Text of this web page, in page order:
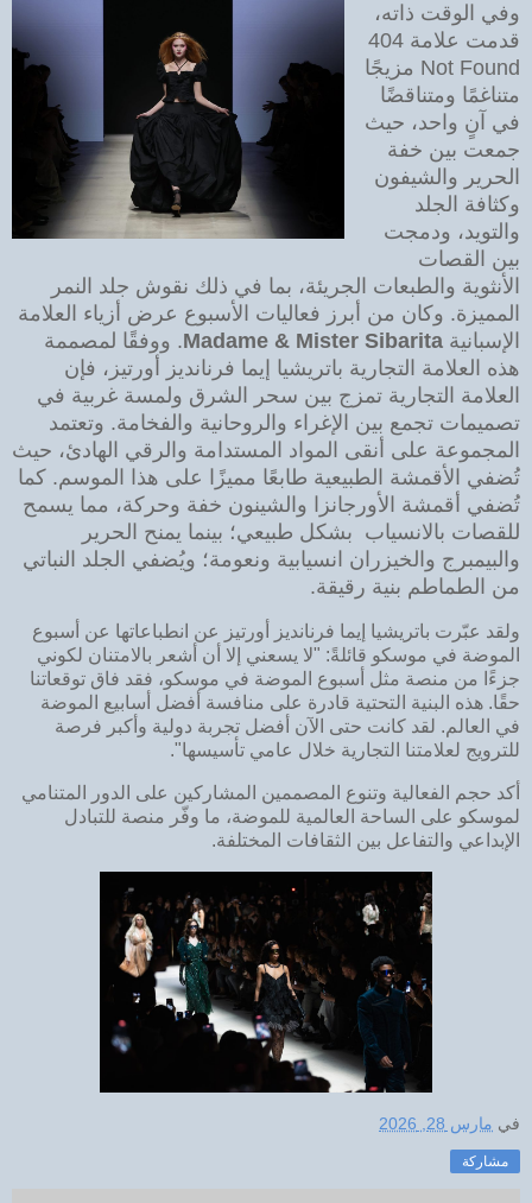
وفي الوقت ذاته،
قدمت علامة 404
Not Found مزيجًا
متناغمًا ومتناقضًا
في آنٍ واحد، حيث
جمعت بين خفة
الحرير والشيفون
وكثافة الجلد
والتويد، ودمجت
بين القصات
الأنثوية والطبعات الجريئة، بما في ذلك نقوش جلد النمر
المميزة. وكان من أبرز فعاليات الأسبوع عرض أزياء العلامة
الإسبانية Madame & Mister Sibarita. ووفقًا لمصممة
هذه العلامة التجارية باتريشيا إيما فرنانديز أورتيز، فإن
العلامة التجارية تمزج بين سحر الشرق ولمسة غربية في
تصميمات تجمع بين الإغراء والروحانية والفخامة. وتعتمد
المجموعة على أنقى المواد المستدامة والرقي الهادئ، حيث
تُضفي الأقمشة الطبيعية طابعًا مميزًا على هذا الموسم. كما
تُضفي أقمشة الأورجانزا والشينون خفة وحركة، مما يسمح
للقصات بالانسياب بشكل طبيعي؛ بينما يمنح الحرير
والبيمبرج والخيزران انسيابية ونعومة؛ ويُضفي الجلد النباتي
من الطماطم بنية رقيقة.
ولقد عبّرت باتريشيا إيما فرنانديز أورتيز عن انطباعاتها عن أسبوع
الموضة في موسكو قائلةً: "لا يسعني إلا أن أشعر بالامتنان لكوني
جزءًا من منصة مثل أسبوع الموضة في موسكو، فقد فاق توقعاتنا
حقًا. هذه البنية التحتية قادرة على منافسة أفضل أسابيع الموضة
في العالم. لقد كانت حتى الآن أفضل تجربة دولية وأكبر فرصة
للترويج لعلامتنا التجارية خلال عامي تأسيسها".
أكد حجم الفعالية وتنوع المصممين المشاركين على الدور المتنامي
لموسكو على الساحة العالمية للموضة، ما وفّر منصة للتبادل
الإبداعي والتفاعل بين الثقافات المختلفة.
في مارس 28, 2026
مشاركة